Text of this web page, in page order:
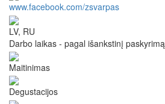
www.facebook.com/zsvarpas
LV, RU
Darbo laikas - pagal išankstinį paskyrimą
Maitinimas
Degustacijos